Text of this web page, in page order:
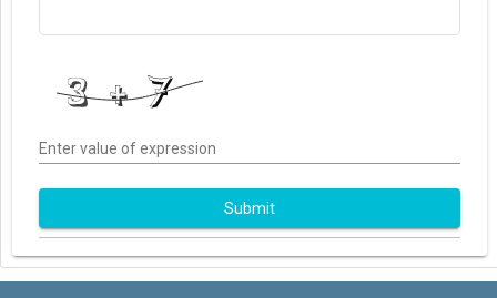
Enter value of expression
Submit